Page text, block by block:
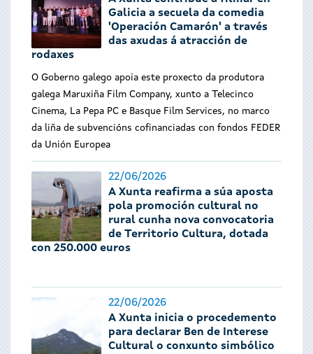
Galicia a secuela da comedia
'Operación Camarón' a través
das axudas á atracción de
rodaxes
O Goberno galego apoia este proxecto da produtora
galega Maruxiña Film Company, xunto a Telecinco
Cinema, La Pepa PC e Basque Film Services, no marco
da liña de subvencións cofinanciadas con fondos FEDER
da Unión Europea
22/06/2026
A Xunta reafirma a súa aposta
pola promoción cultural no
rural cunha nova convocatoria
de Territorio Cultura, dotada
con 250.000 euros
22/06/2026
A Xunta inicia o procedemento
para declarar Ben de Interese
Cultural o conxunto simbólico